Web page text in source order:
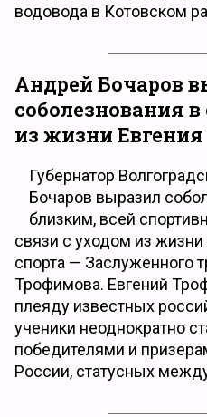
водовода в Котовском
Андрей Бочаров
соболезнования
из жизни
Губернатор
Бочаров выразил
близким, всей
связи с уходом из
спорта — Заслуженного
Трофимова. Евгений
плеяду известных
ученики неоднократно
победителями и
России, статусных